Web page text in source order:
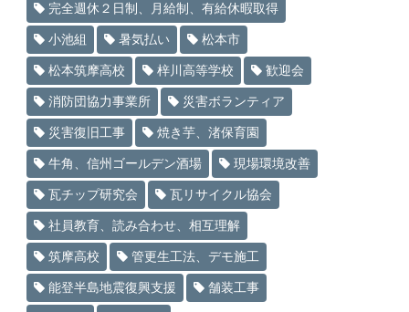
完全週休２日制、月給制、有給休暇取得
小池組 暑気払い 松本市
松本筑摩高校 梓川高等学校 歓迎会
消防団協力事業所 災害ボランティア
災害復旧工事 焼き芋、渚保育園
牛角、信州ゴールデン酒場 現場環境改善
瓦チップ研究会 瓦リサイクル協会
社員教育、読み合わせ、相互理解
筑摩高校 管更生工法、デモ施工
能登半島地震復興支援 舗装工事